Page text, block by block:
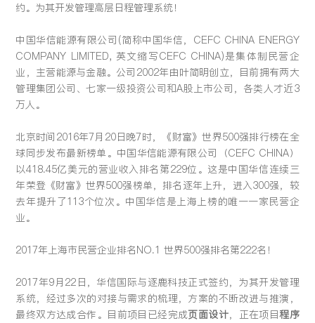
约。为其开发管理高层日程管理系统！
中国华信能源有限公司(简称中国华信，CEFC CHINA ENERGY
COMPANY LIMITED, 英文缩写CEFC CHINA)是集体制民营企
业，主营能源与金融。公司2002年由叶简明创立，目前拥有两大
管理集团公司、七家一级投资公司和A股上市公司，各类人才近3
万人。
北京时间2016年7月20日晚7时，《财富》世界500强排行榜在全
球同步发布最新榜单。中国华信能源有限公司（CEFC CHINA）
以418.45亿美元的营业收入排名第229位。这是中国华信连续三
年荣登《财富》世界500强榜单，排名逐年上升，进入300强，较
去年提升了113个位次。中国华信是上海上榜的唯一一家民营企
业。
2017年上海市民营企业排名NO.1 世界500强排名第222名！
2017年9月22日，华信国际与逐鹿科技正式签约，为其开发管理
系统，经过多次的对接与需求的梳理，方案的不断改进与推演，
最终双方达成合作。目前项目已经完成页面设计，正在项目程序
您的需求:
留言:
提交